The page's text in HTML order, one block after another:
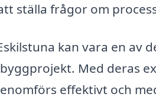
ställa frågor om
kan vara en av
Med deras
effektivt och